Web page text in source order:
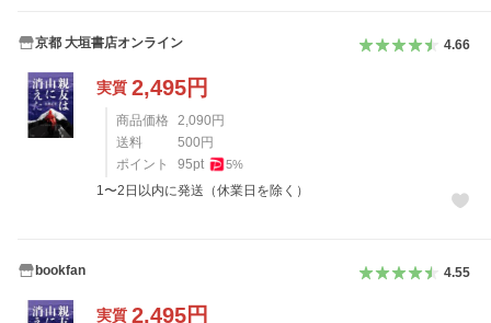
京都 大垣書店オンライン 4.66
実質 2,495円
商品価格 2,090 円
送料
500 円
ポイント
95pt 5%
1〜2日以内に発送（休業日を除く）
bookfan 4.55
実質 2,495円